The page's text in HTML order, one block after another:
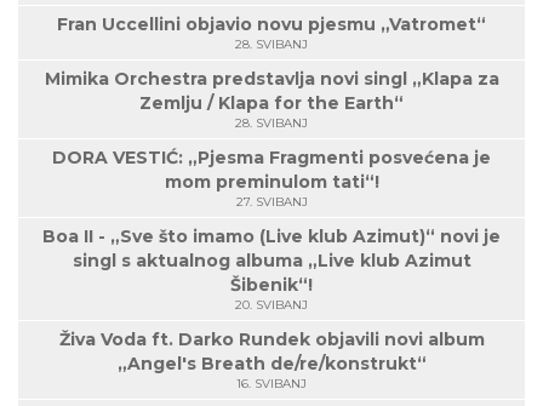
Fran Uccellini objavio novu pjesmu „Vatromet“
28. SVIBANJ
Mimika Orchestra predstavlja novi singl „Klapa za
Zemlju / Klapa for the Earth“
28. SVIBANJ
DORA VESTIĆ: „Pjesma Fragmenti posvećena je
mom preminulom tati“!
27. SVIBANJ
Boa II - „Sve što imamo (Live klub Azimut)“ novi je
singl s aktualnog albuma „Live klub Azimut
Šibenik“!
20. SVIBANJ
Živa Voda ft. Darko Rundek objavili novi album
„Angel's Breath de/re/konstrukt“
16. SVIBANJ